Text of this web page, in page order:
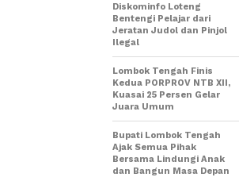
Diskominfo Loteng
Bentengi Pelajar dari
Jeratan Judol dan Pinjol
Ilegal
Lombok Tengah Finis
Kedua PORPROV NTB XII,
Kuasai 25 Persen Gelar
Juara Umum
Bupati Lombok Tengah
Ajak Semua Pihak
Bersama Lindungi Anak
dan Bangun Masa Depan